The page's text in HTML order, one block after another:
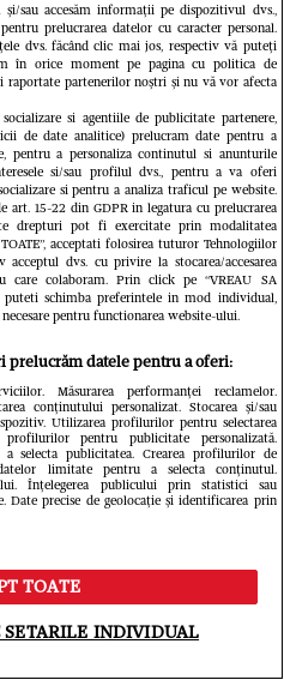
soția lui
a fost burlac
mea e
om care-mi
VEDETE
Ioana
majoratul
invitați:
petrecere,
mai pot să
acum
Alexandru
sau accesăm informații pe dispozitivul dvs.,
prelucrarea datelor cu caracter personal.
dvs. făcând clic mai jos, respectiv vă puteți
în orice moment pe pagina cu politica de
raportate partenerilor noștri și nu vă vor afecta
si agentiile de publicitate partenere,
de date analitice) prelucram date pentru a
pentru a personaliza continutul si anunturile
si/sau profilul dvs., pentru a va oferi
si pentru a analiza traficul pe website.
art. 15-22 din GDPR in legatura cu prelucrarea
drepturi pot fi exercitate prin modalitatea
acceptati folosirea tuturor Tehnologiilor
dvs. cu privire la stocarea/accesarea
care colaboram. Prin click pe “VREAU SA
puteti schimba preferintele in mod individual,
pentru functionarea website-ului.
prelucrăm datele pentru a oferi:
Măsurarea performanței reclamelor.
conținutului personalizat. Stocarea și/sau
Utilizarea profilurilor pentru selectarea
profilurilor pentru publicitate personalizată.
selecta publicitatea. Crearea profilurilor de
limitate pentru a selecta conținutul.
Înțelegerea publicului prin statistici sau
Date precise de geolocație și identificarea prin
TOATE
SETARILE INDIVIDUAL